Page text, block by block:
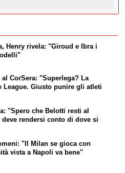
Henry rivela: "Giroud e Ibra i
al CorSera: "Superlega? La
League. Giusto punire gli atleti
"Spero che Belotti resti al
deve rendersi conto di dove si
"Il Milan se gioca con
vista a Napoli va bene"